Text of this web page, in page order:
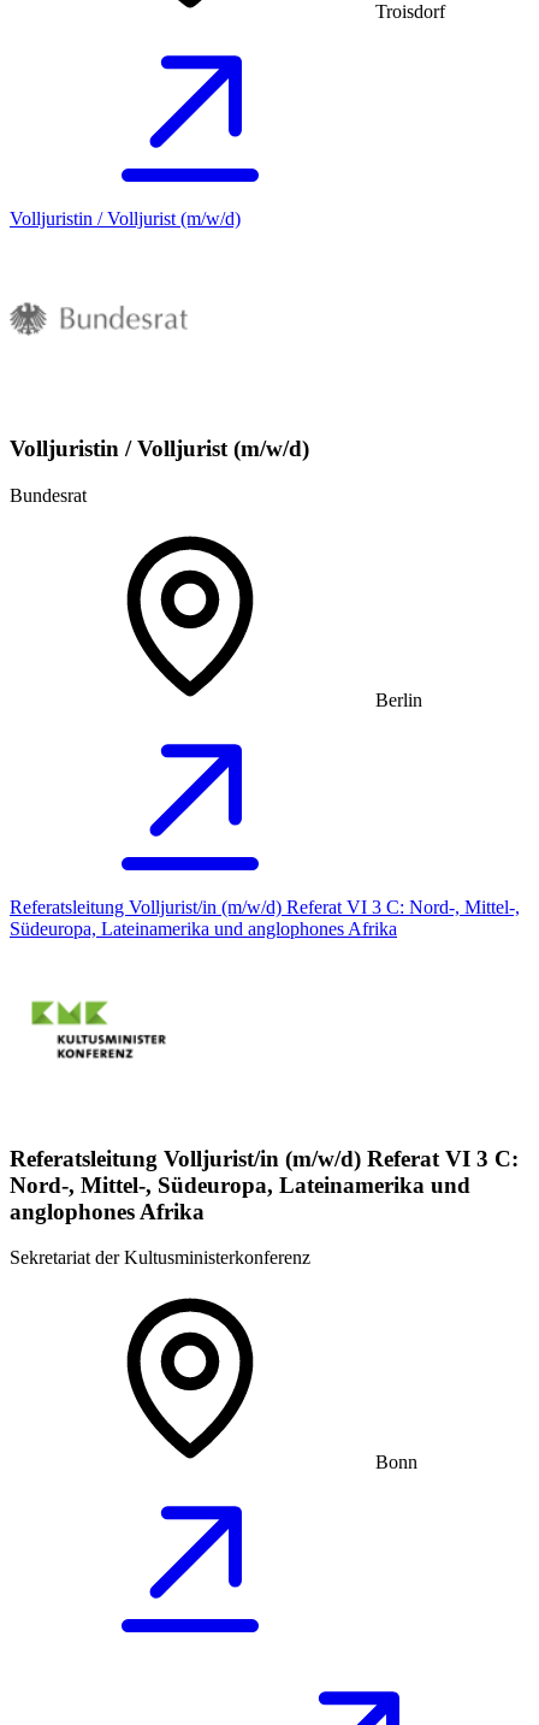
Troisdorf
Volljuristin / Volljurist (m/w/d)
Volljuristin / Volljurist (m/w/d)
Bundesrat
Berlin
Referatsleitung Volljurist/in (m/w/d) Referat VI 3 C: Nord-, Mittel-,
Südeuropa, Lateinamerika und anglophones Afrika
Referatsleitung Volljurist/in (m/w/d) Referat VI 3 C:
Nord-, Mittel-, Südeuropa, Lateinamerika und
anglophones Afrika
Sekretariat der Kultusministerkonferenz
Bonn